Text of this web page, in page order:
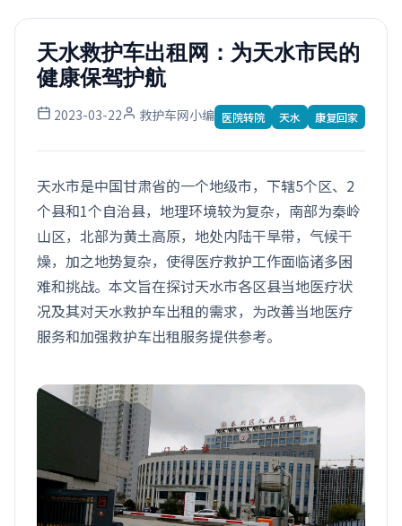
天水救护车出租网：为天水市民的
健康保驾护航
2023-03-22 救护车网小编 医院转院 天水 康复回家
天水市是中国甘肃省的一个地级市，下辖5个区、2
个县和1个自治县，地理环境较为复杂，南部为秦岭
山区，北部为黄土高原，地处内陆干旱带，气候干
燥，加之地势复杂，使得医疗救护工作面临诸多困
难和挑战。本文旨在探讨天水市各区县当地医疗状
况及其对天水救护车出租的需求，为改善当地医疗
服务和加强救护车出租服务提供参考。